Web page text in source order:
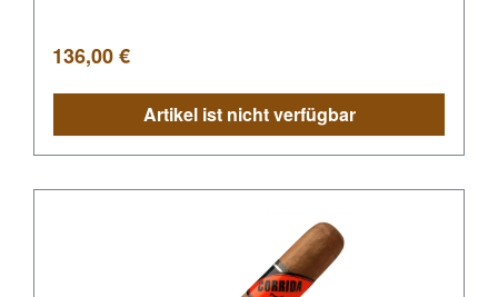
Regulärer Preis:
136,00 €
Artikel ist nicht verfügbar